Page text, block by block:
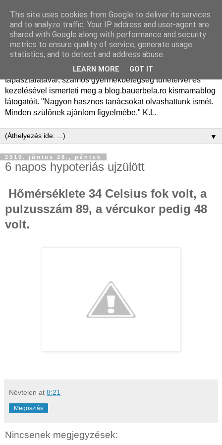
Dr. Bauer Béla Ph.D.
gyermekgyógyász
Dr. Bauer Béla Ph.D. gyermekgyógyász főorvos, 50 éves
tapasztalatával, számos gyermekbetegség tüneteivel és
kezelésével ismerteti meg a blog.bauerbela.ro kismamablog
látogatóit. "Nagyon hasznos tanácsokat olvashattunk ismét.
Minden szülőnek ajánlom figyelmébe." K.L.
▼
2019. június 28., péntek
6 napos hypoteriás ujzülött
Hőmérséklete 34 Celsius fok volt, a
pulzusszám 89, a vércukor pedig 48
volt.
Névtelen at 8:21
Megosztás
Nincsenek megjegyzések:
This site uses cookies from Google to deliver its services
and to analyze traffic. Your IP address and user-agent are
shared with Google along with performance and security
metrics to ensure quality of service, generate usage
statistics, and to detect and address abuse.
LEARN MORE GOT IT